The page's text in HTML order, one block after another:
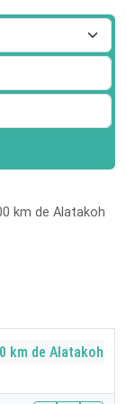
km de Alatakoh
km de Alatakoh